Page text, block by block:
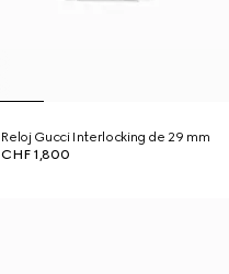
Reloj Gucci Interlocking de 29 mm
CHF 1,800